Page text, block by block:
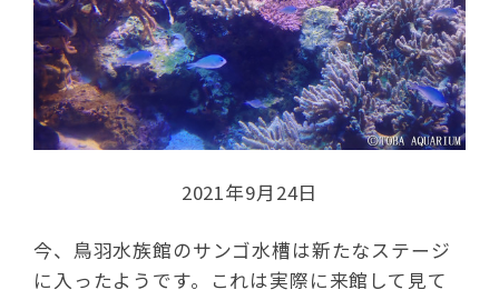
2021年9月24日
今、鳥羽水族館のサンゴ水槽は新たなステージ
に入ったようです。これは実際に来館して見て